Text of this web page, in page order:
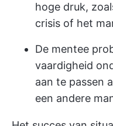
hoge druk,
crisis of het
De mentee
vaardigheid
aan te passen
een andere